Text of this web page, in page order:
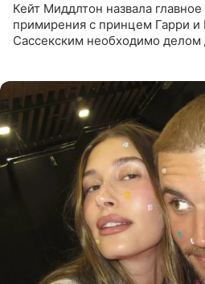
Кейт Миддлтон назвала
примирения с принцем Гарри
Сассекским необходимо делом